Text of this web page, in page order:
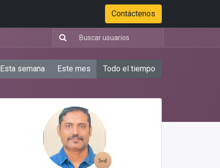
Stadium of Fire Case Study Download
Contáctenos
Esta semana Este mes Todo el tiempo